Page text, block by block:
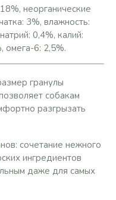
неорганические
3%, влажность:
0,4%, калий:
омега-6: 2,5%.
гранулы
собакам
разгрызать
сочетание нежного
ингредиентов
даже для самых